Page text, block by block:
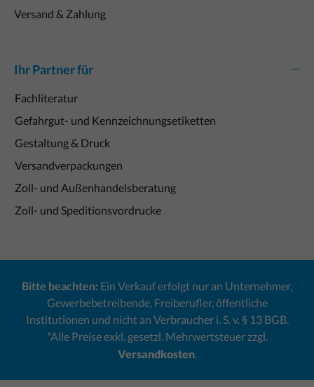
Versand & Zahlung
Ihr Partner für
Fachliteratur
Gefahrgut- und Kennzeichnungsetiketten
Gestaltung & Druck
Versandverpackungen
Zoll- und Außenhandelsberatung
Zoll- und Speditionsvordrucke
Bitte beachten: Ein Verkauf erfolgt nur an Unternehmer,
Gewerbebetreibende, Freiberufler, öffentliche
Institutionen und nicht an Verbraucher i. S. v. § 13 BGB.
*Alle Preise exkl. gesetzl. Mehrwertsteuer zzgl.
Versandkosten.